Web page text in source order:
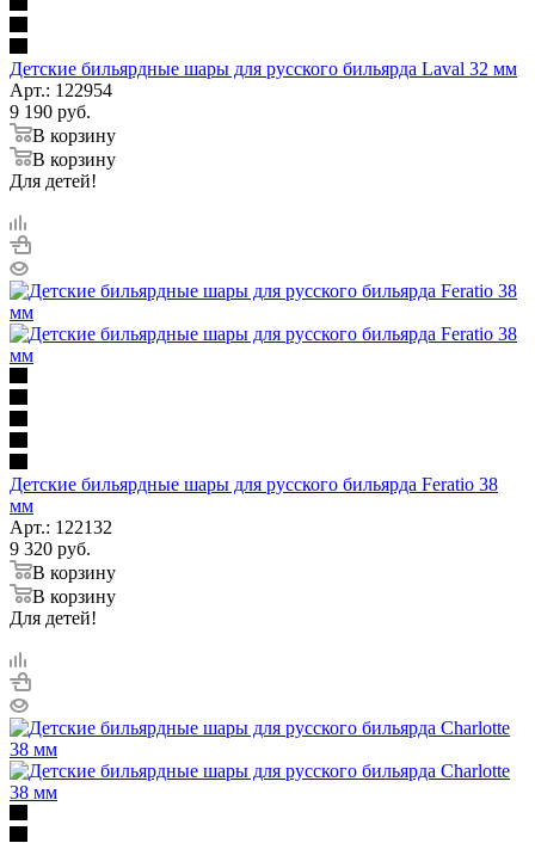
Детские бильярдные шары для русского бильярда Laval 32 мм
Арт.: 122954
9 190 руб.
В корзину
В корзину
Для детей!
Детские бильярдные шары для русского бильярда Feratio 38
мм
Арт.: 122132
9 320 руб.
В корзину
В корзину
Для детей!